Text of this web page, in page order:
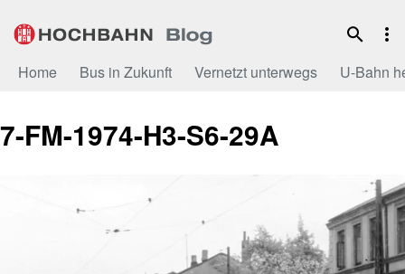
Inhalt
Home Bus in Zukunft Vernetzt unterwegs U-Bahn
7-FM-1974-H3-S6-29A